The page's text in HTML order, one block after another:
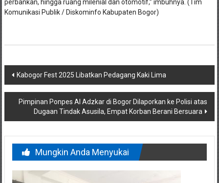
perbankan, hingga ruang milenial dan otomotif,” imbuhnya. (Tim
Komunikasi Publik / Diskominfo Kabupaten Bogor)
Navigasi
pos
Kabogor Fest 2025 Libatkan Pedagang Kaki Lima
Pimpinan Ponpes Al Adzkar di Bogor Dilaporkan ke Polisi atas
Dugaan Tindak Asusila, Empat Korban Berani Bersuara
Mungkin Anda Menyukai